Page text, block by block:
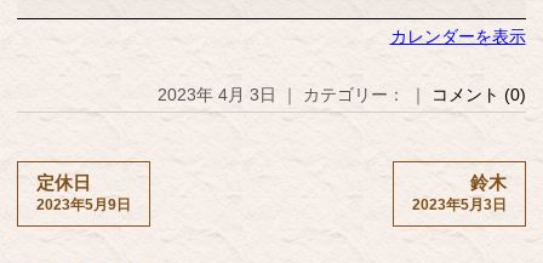
カレンダーを表示
2023年 4月 3日 ｜ カテゴリー： ｜ コメント (0)
定休日
2023年5月9日
鈴木
2023年5月3日